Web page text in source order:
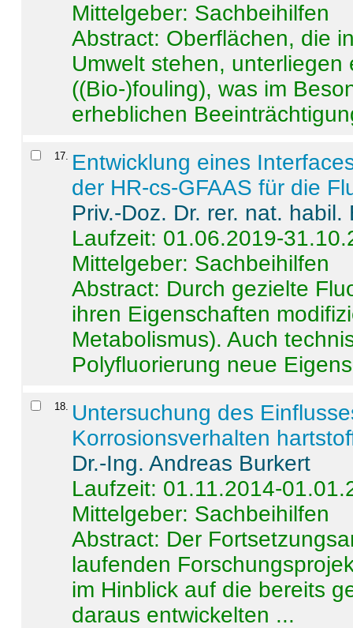
Mittelgeber: Sachbeihilfen
Abstract: Oberflächen, die
Umwelt stehen,
((Bio-)fouling), was im
erheblichen
17
Entwicklung eines
der HR-cs-GFAAS für die
Priv.-Doz. Dr. rer. nat.
Laufzeit: 01.06.2019-
Mittelgeber: Sachbeihilfen
Abstract: Durch gezielte
ihren Eigenschaften
Metabolismus). Auch
Polyfluorierung neue
18
Untersuchung des
Korrosionsverhalten
Dr.-Ing. Andreas Burkert
Laufzeit: 01.11.2014-
Mittelgeber: Sachbeihilfen
Abstract: Der
laufenden
im Hinblick auf die bereits
daraus entwickelten ...